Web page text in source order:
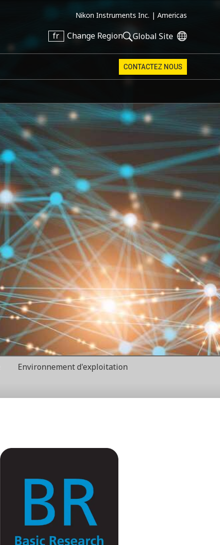
Nikon Instruments Inc. | Americas
fr Change Region Global Site
CONTACTEZ NOUS
Environnement d'exploitation